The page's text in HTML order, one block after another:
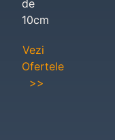
de
10cm
Vezi
Ofertele
>>